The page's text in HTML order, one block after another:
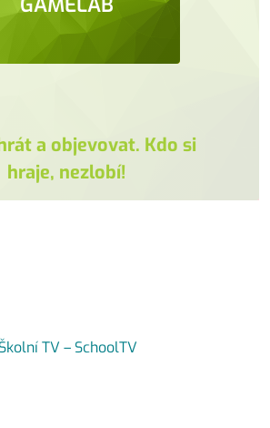
a objevovat. Kdo si
hraje, nezlobí!
Školní TV – SchoolTV